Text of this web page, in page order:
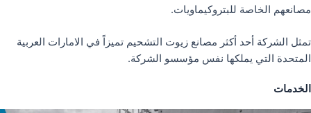
مصانعهم الخاصة للبتروكيماويات.
تمثل الشركة أحد أكثر مصانع زيوت التشحيم تميزاً في الامارات العربية
المتحدة التي يملكها نفس مؤسسو الشركة.
الخدمات